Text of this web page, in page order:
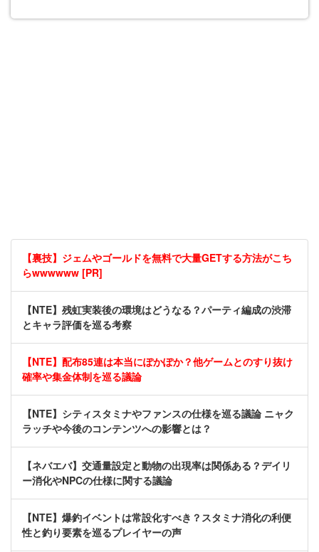
【裏技】ジェムやゴールドを無料で大量GETする方法がこち
らwwwwww [PR]
【NTE】残虹実装後の環境はどうなる？パーティ編成の渋滞
とキャラ評価を巡る考察
【NTE】配布85連は本当にぽかぽか？他ゲームとのすり抜け
確率や集金体制を巡る議論
【NTE】シティスタミナやファンスの仕様を巡る議論 ニャク
ラッチや今後のコンテンツへの影響とは？
【ネバエバ】交通量設定と動物の出現率は関係ある？デイリ
ー消化やNPCの仕様に関する議論
【NTE】爆釣イベントは常設化すべき？スタミナ消化の利便
性と釣り要素を巡るプレイヤーの声